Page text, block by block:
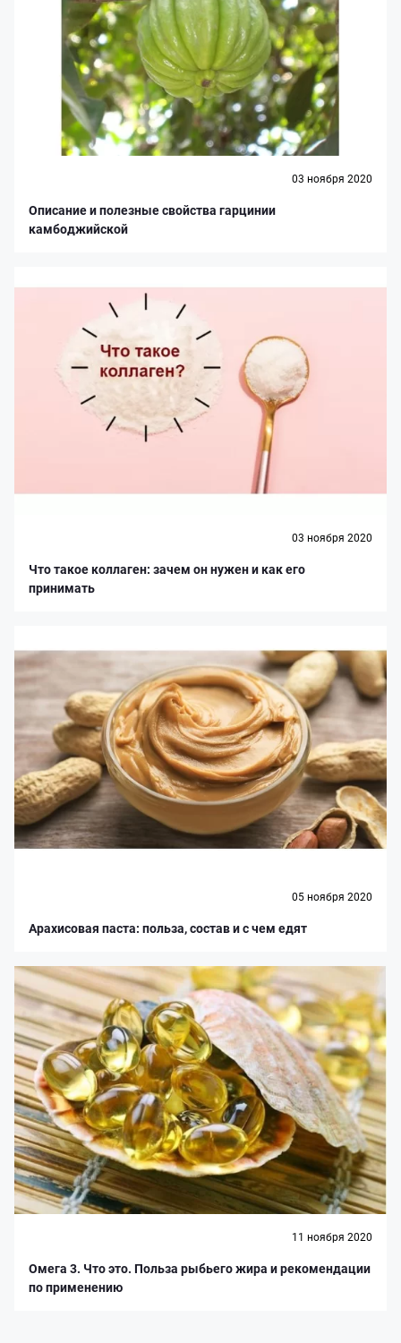
03 ноября 2020
Описание и полезные свойства гарцинии
камбоджийской
03 ноября 2020
Что такое коллаген: зачем он нужен и как его
принимать
05 ноября 2020
Арахисовая паста: польза, состав и с чем едят
11 ноября 2020
Омега 3. Что это. Польза рыбьего жира и рекомендации
по применению